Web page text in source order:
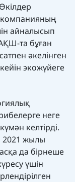
компанияның
айналысып
та бұған
әкелінген
экожүйеге
неге
келтірді.
2021 жылы
да бірнеше
үшін